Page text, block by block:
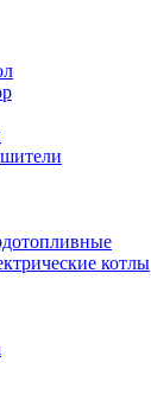
котлы